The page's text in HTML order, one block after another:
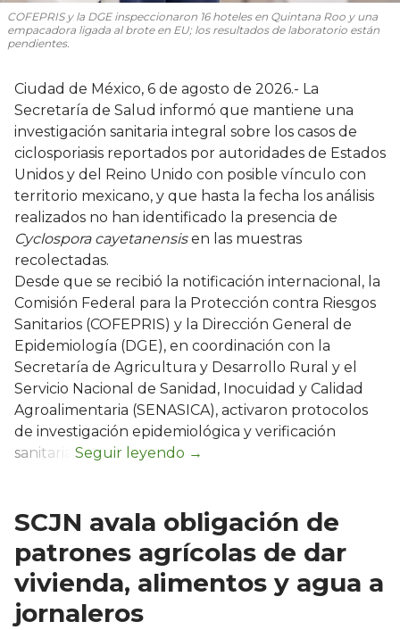
COFEPRIS y la DGE inspeccionaron 16 hoteles en Quintana Roo y una
empacadora ligada al brote en EU; los resultados de laboratorio están
pendientes.
Ciudad de México, 6 de agosto de 2026.- La
Secretaría de Salud informó que mantiene una
investigación sanitaria integral sobre los casos de
ciclosporiasis reportados por autoridades de Estados
Unidos y del Reino Unido con posible vínculo con
territorio mexicano, y que hasta la fecha los análisis
realizados no han identificado la presencia de
Cyclospora cayetanensisen las muestras
recolectadas.
Desde que se recibió la notificación internacional, la
Comisión Federal para la Protección contra Riesgos
Sanitarios (COFEPRIS) y la Dirección General de
Epidemiología (DGE), en coordinación con la
Secretaría de Agricultura y Desarrollo Rural y el
Servicio Nacional de Sanidad, Inocuidad y Calidad
Agroalimentaria (SENASICA), activaron protocolos
de investigación epidemiológica y verificación
sanitaria.
SCJN avala obligación de
patrones agrícolas de dar
vivienda, alimentos y agua a
jornaleros